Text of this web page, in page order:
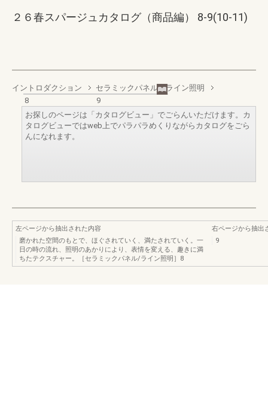
２６春スパージュカタログ（商品編） 8-9(10-11)
イントロダクション
セラミックパネル／ライン照明
8
9
お探しのページは「カタログビュー」でごらんいただけます。カ
タログビューではweb上でパラパラめくりながらカタログをごら
んになれます。
左ページから抽出された内容
磨かれた空間のもとで、ほぐされていく、満たされていく。一
日の時の流れ、照明のあかりにより、表情を変える、趣きに満
ちたテクスチャー。［セラミックパネル/ライン照明］8
右ページから抽出
9